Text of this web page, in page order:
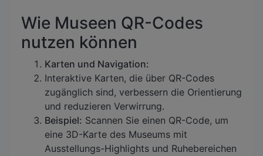
Wie Museen QR-Codes
nutzen können
Karten und Navigation:
Interaktive Karten, die über QR-Codes
zugänglich sind, verbessern die Orientierung
und reduzieren Verwirrung.
Beispiel: Scannen Sie einen QR-Code, um
eine 3D-Karte des Museums mit
Ausstellungs-Highlights und Ruhebereichen